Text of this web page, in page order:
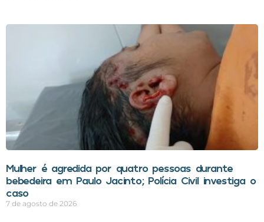
Mulher é agredida por quatro pessoas durante
bebedeira em Paulo Jacinto; Polícia Civil investiga o
caso
7 de agosto de 2026